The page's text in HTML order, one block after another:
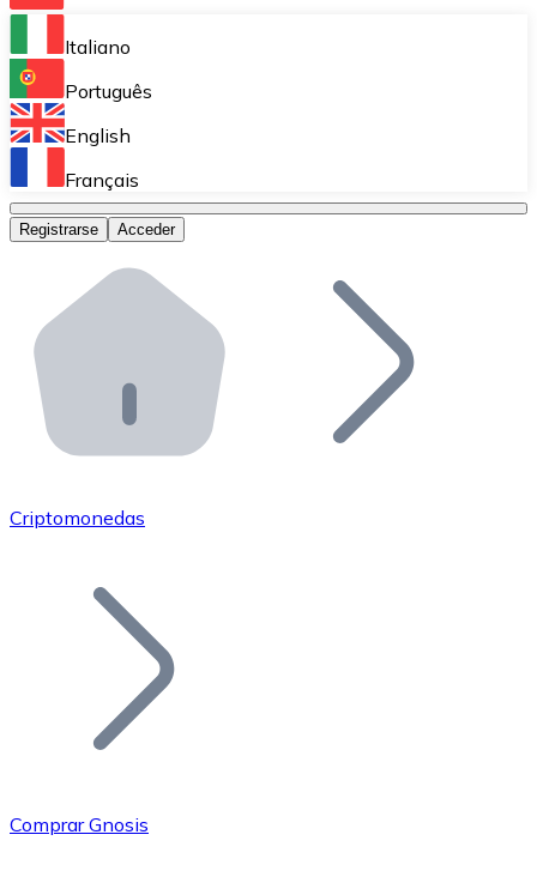
Bitnovo Ramp
Integra nuestra solución en tu plataforma.
Bitnovo Giftcards
Bitnovo OTC
Bitnovo ATM
Integra un ATM Bitnovo en tu negocio y permite que
Bitnovo API
Integra nuestra API en tu ecosistema.
Únete a nuestra red de distribuidores.
Añade tu proyecto a nuestro ecosistema.
Italiano
Português
English
Français
Registrarse Acceder
Criptomonedas
Comprar Gnosis